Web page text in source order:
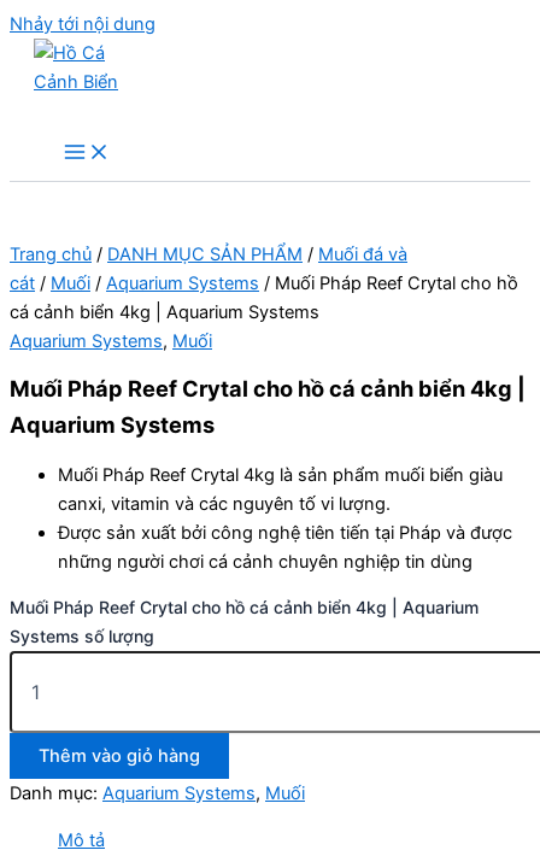
Nhảy tới nội dung
Trang chủ / DANH MỤC SẢN PHẨM / Muối đá và
cát / Muối / Aquarium Systems / Muối Pháp Reef Crytal cho hồ
cá cảnh biển 4kg | Aquarium Systems
Aquarium Systems, Muối
Muối Pháp Reef Crytal cho hồ cá cảnh biển 4kg |
Aquarium Systems
Muối Pháp Reef Crytal 4kg là sản phẩm muối biển giàu
canxi, vitamin và các nguyên tố vi lượng.
Được sản xuất bởi công nghệ tiên tiến tại Pháp và được
những người chơi cá cảnh chuyên nghiệp tin dùng
Muối Pháp Reef Crytal cho hồ cá cảnh biển 4kg | Aquarium
Systems số lượng
Thêm vào giỏ hàng
Danh mục: Aquarium Systems, Muối
Mô tả